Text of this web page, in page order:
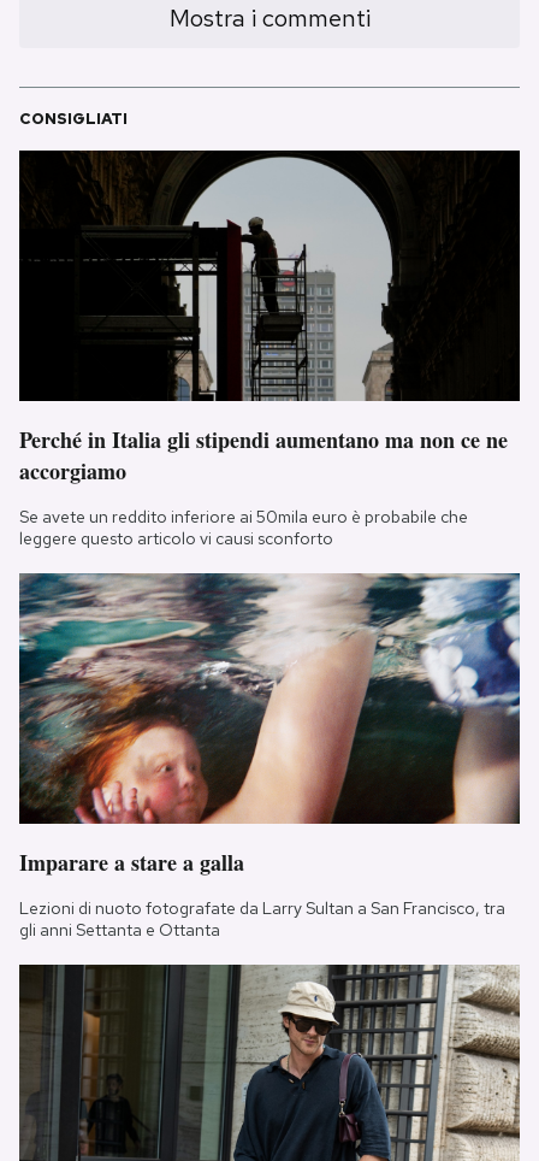
Mostra i commenti
CONSIGLIATI
Perché in Italia gli stipendi aumentano ma non ce ne
accorgiamo
Se avete un reddito inferiore ai 50mila euro è probabile che
leggere questo articolo vi causi sconforto
Imparare a stare a galla
Lezioni di nuoto fotografate da Larry Sultan a San Francisco, tra
gli anni Settanta e Ottanta